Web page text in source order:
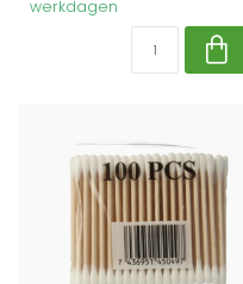
werkdagen